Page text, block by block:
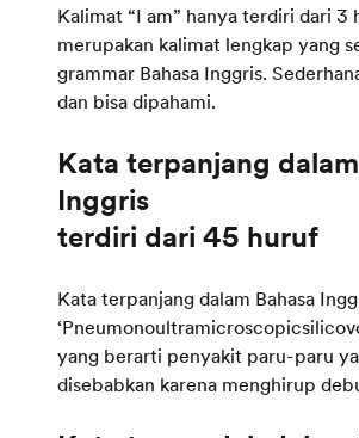
Kalimat “I am” hanya terdiri dari 3
merupakan kalimat lengkap yang
grammar Bahasa Inggris.
dan bisa dipahami.
Kata terpanjang
Inggris
Kata terpanjang dalam Bahasa
yang berarti penyakit paru-paru
disebabkan karena menghirup